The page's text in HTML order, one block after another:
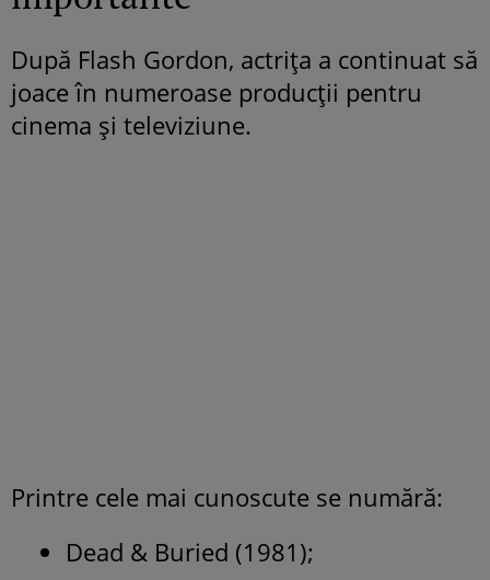
După Flash Gordon, actrița a continuat să
joace în numeroase producții pentru
cinema și televiziune.
Printre cele mai cunoscute se numără:
Dead & Buried (1981);